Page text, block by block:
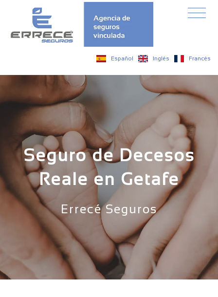
Español Inglés Francés
Seguro de Decesos
Reale en Getafe
Errecé Seguros